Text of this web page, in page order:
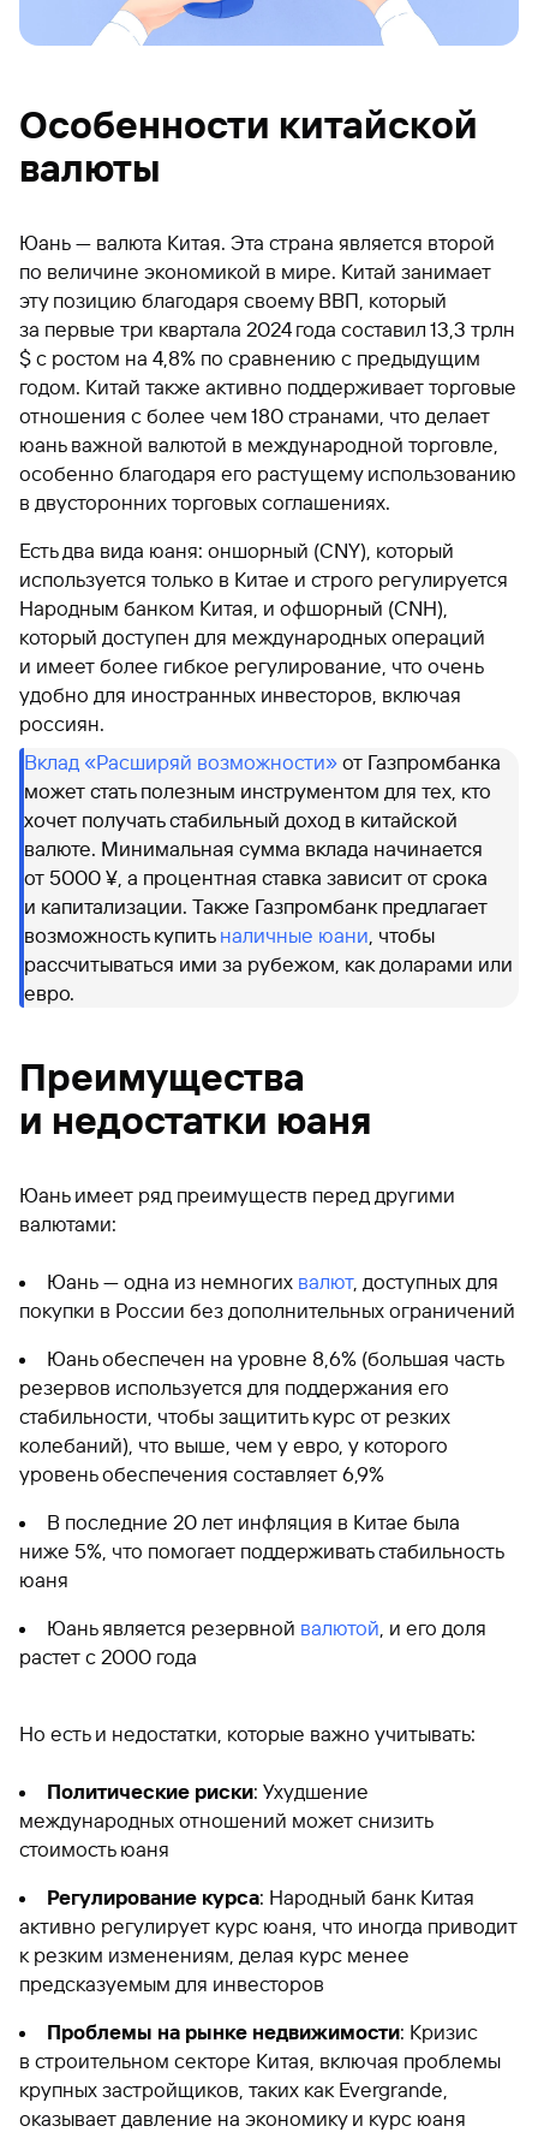
Особенности китайской
валюты
Юань — валюта Китая. Эта страна является второй
по величине экономикой в мире. Китай занимает
эту позицию благодаря своему ВВП, который
за первые три квартала 2024 года составил 13,3 трлн
$ с ростом на 4,8% по сравнению с предыдущим
годом. Китай также активно поддерживает торговые
отношения с более чем 180 странами, что делает
юань важной валютой в международной торговле,
особенно благодаря его растущему использованию
в двусторонних торговых соглашениях.
Есть два вида юаня: оншорный (CNY), который
используется только в Китае и строго регулируется
Народным банком Китая, и офшорный (CNH),
который доступен для международных операций
и имеет более гибкое регулирование, что очень
удобно для иностранных инвесторов, включая
россиян.
Вклад «Расширяй возможности» от Газпромбанка
может стать полезным инструментом для тех, кто
хочет получать стабильный доход в китайской
валюте. Минимальная сумма вклада начинается
от 5000 ¥, а процентная ставка зависит от срока
и капитализации. Также Газпромбанк предлагает
возможность купить наличные юани , чтобы
рассчитываться ими за рубежом, как доларами или
евро.
Преимущества
и недостатки юаня
Юань имеет ряд преимуществ перед другими
валютами:
Юань — одна из немногих валют, доступных для
покупки в России без дополнительных ограничений
Юань обеспечен на уровне 8,6% (большая часть
резервов используется для поддержания его
стабильности, чтобы защитить курс от резких
колебаний), что выше, чем у евро, у которого
уровень обеспечения составляет 6,9%
В последние 20 лет инфляция в Китае была
ниже 5%, что помогает поддерживать стабильность
юаня
Юань является резервной валютой , и его доля
растет с 2000 года
Но есть и недостатки, которые важно учитывать:
Политические риски: Ухудшение
международных отношений может снизить
стоимость юаня
Регулирование курса: Народный банк Китая
активно регулирует курс юаня, что иногда приводит
к резким изменениям, делая курс менее
предсказуемым для инвесторов
Проблемы на рынке недвижимости: Кризис
в строительном секторе Китая, включая проблемы
крупных застройщиков, таких как Evergrande,
оказывает давление на экономику и курс юаня